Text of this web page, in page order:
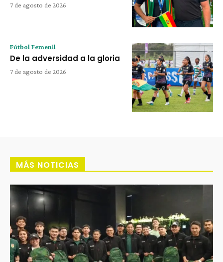
7 de agosto de 2026
Fútbol Femenil
De la adversidad a la gloria
7 de agosto de 2026
MÁS NOTICIAS